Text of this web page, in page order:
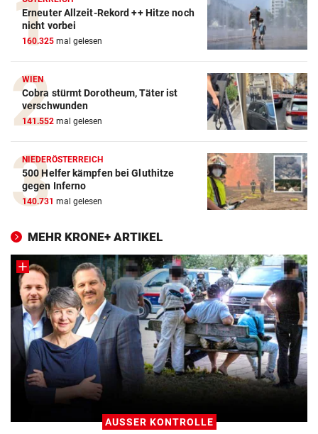
Erneuter Allzeit-Rekord ++ Hitze noch
nicht vorbei
160.325 mal gelesen
WIEN
Cobra stürmt Dorotheum, Täter ist
verschwunden
141.552 mal gelesen
NIEDERÖSTERREICH
500 Helfer kämpfen bei Gluthitze
gegen Inferno
140.731 mal gelesen
MEHR KRONE+ ARTIKEL
AUSSER KONTROLLE